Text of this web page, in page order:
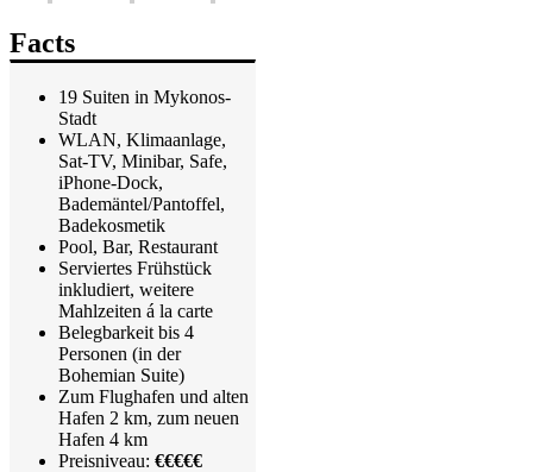
Facts
19 Suiten in Mykonos-
Stadt
WLAN, Klimaanlage,
Sat-TV, Minibar, Safe,
iPhone-Dock,
Bademäntel/Pantoffel,
Badekosmetik
Pool, Bar, Restaurant
Serviertes Frühstück
inkludiert, weitere
Mahlzeiten á la carte
Belegbarkeit bis 4
Personen (in der
Bohemian Suite)
Zum Flughafen und alten
Hafen 2 km, zum neuen
Hafen 4 km
Preisniveau: €€€€€